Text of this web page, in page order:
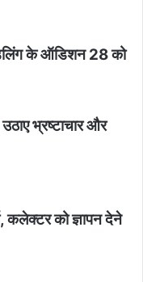
के ऑडिशन 28 को
भ्रष्टाचार और
कलेक्टर को ज्ञापन देने